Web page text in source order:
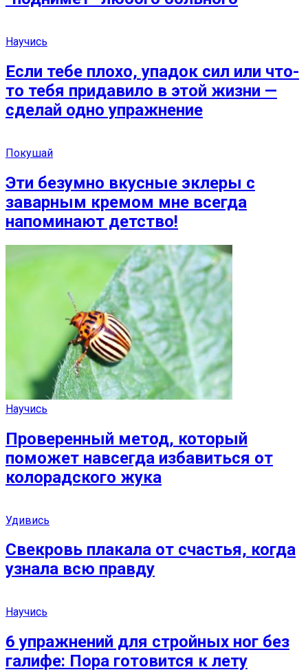
Научись
Если тебе плохо, упадок сил или что-
то тебя придавило в этой жизни —
сделай одно упражнение
Покушай
Эти безумно вкусные эклеры с
заварным кремом мне всегда
напоминают детство!
Научись
Проверенный метод, который
поможет навсегда избавиться от
колорадского жука
Удивись
Свекровь плакала от счастья, когда
узнала всю правду
Научись
6 упражнений для стройных ног без
галифе: Пора готовится к лету